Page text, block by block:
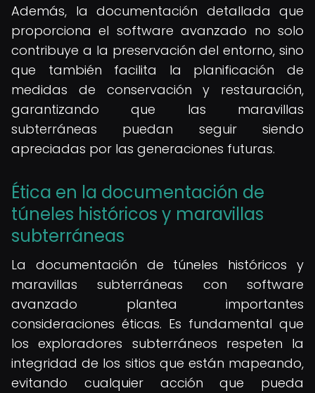
Además, la documentación detallada que
proporciona el software avanzado no solo
contribuye a la preservación del entorno, sino
que también facilita la planificación de
medidas de conservación y restauración,
garantizando que las maravillas
subterráneas puedan seguir siendo
apreciadas por las generaciones futuras.
Ética en la documentación de
túneles históricos y maravillas
subterráneas
La documentación de túneles históricos y
maravillas subterráneas con software
avanzado plantea importantes
consideraciones éticas. Es fundamental que
los exploradores subterráneos respeten la
integridad de los sitios que están mapeando,
evitando cualquier acción que pueda